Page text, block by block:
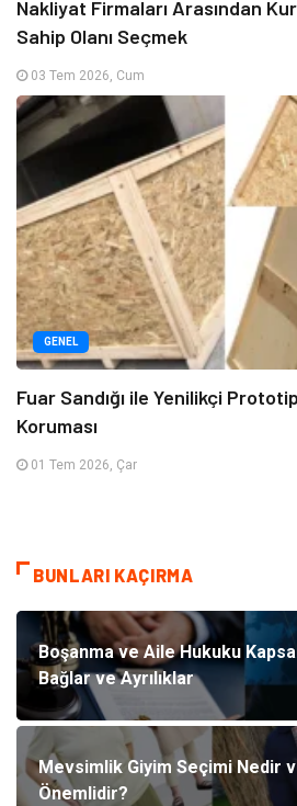
Nakliyat Firmaları Arasından
Sahip Olanı Seçmek
03 Tem 2026, Cum
GENEL
Fuar Sandığı ile Yenilikçi
Koruması
01 Tem 2026, Çar
BUNLARI KAÇIRMA
Boşanma ve Aile Hukuku
Bağlar ve Ayrılıklar
Mevsimlik Giyim Seçimi Nedir
Önemlidir?